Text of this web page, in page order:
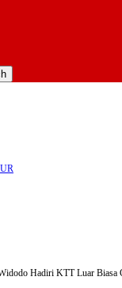
Hadiri KTT Luar Biasa